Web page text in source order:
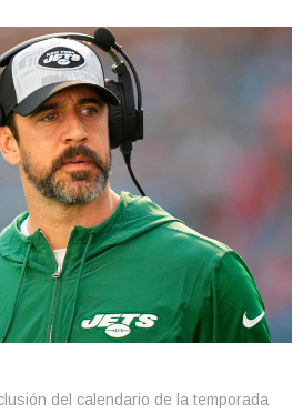
del calendario de la temporada